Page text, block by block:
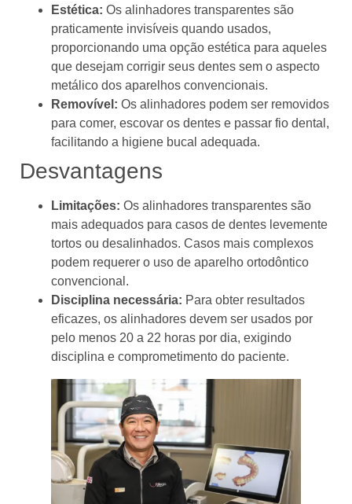
Estética: Os alinhadores transparentes são
praticamente invisíveis quando usados,
proporcionando uma opção estética para aqueles
que desejam corrigir seus dentes sem o aspecto
metálico dos aparelhos convencionais.
Removível: Os alinhadores podem ser removidos
para comer, escovar os dentes e passar fio dental,
facilitando a higiene bucal adequada.
Desvantagens
Limitações: Os alinhadores transparentes são
mais adequados para casos de dentes levemente
tortos ou desalinhados. Casos mais complexos
podem requerer o uso de aparelho ortodôntico
convencional.
Disciplina necessária: Para obter resultados
eficazes, os alinhadores devem ser usados por
pelo menos 20 a 22 horas por dia, exigindo
disciplina e comprometimento do paciente.